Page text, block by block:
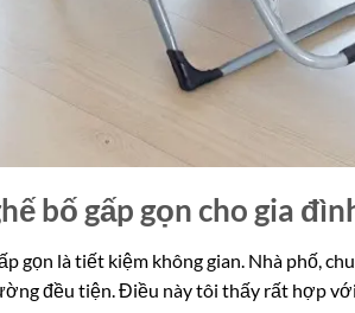
bố gấp gọn cho gia
gọn là tiết kiệm không gian. Nhà phố,
đều tiện. Điều này tôi thấy rất hợp